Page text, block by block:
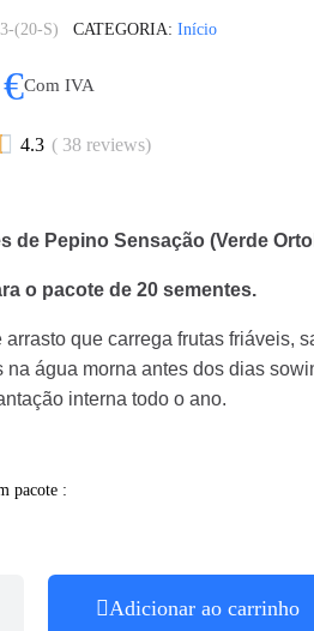
(20-S) CATEGORIA Início
Com IVA
 4.3 ( 38 reviews)
de Pepino Sensação (Verde
o pacote de 20 sementes.
arrasto que carrega frutas friáveis,
na água morna antes dos dias
interna todo o ano.
pacote :
Adicionar ao carrinho